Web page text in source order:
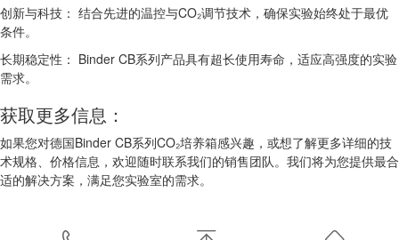
创新与科技： 结合先进的温控与CO₂调节技术，确保实验始终处于最优
条件。
长期稳定性： Binder CB系列产品具有超长使用寿命，适应高强度的实验
需求。
获取更多信息：
如果您对德国Binder CB系列CO₂培养箱感兴趣，或想了解更多详细的技
术规格、价格信息，欢迎随时联系我们的销售团队。我们将为您提供最合
适的解决方案，满足您实验室的需求。